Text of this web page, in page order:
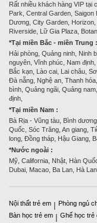
Rất nhiều khách hàng VIP tại
Park, Central Garden, Saigon
Dương, City Garden,
Riverside, Lữ Gia Plaza,
*Tại miền Bắc - miền Trung :
Hải phòng, Quảng ninh, Ninh
nguyên, Vĩnh phúc, Nam
Bắc kạn, Lào cai, Lai châu,
Đà nẵng, Nghệ an, Thanh
bình, Quảng ngãi, Quảng
định,
*Tại miền Nam :
Bà Rịa - Vũng tàu, Bình
Quốc, Sóc Trăng, An giang,
long, Đồng tháp, Hậu Giang,
*Nước ngoài :
Mỹ, California, Nhật, Hàn
Dubai, Macao, Ba Lan, Hà
Nội thất trẻ em | Phòng ngủ
Bàn học trẻ em | Ghế học trẻ